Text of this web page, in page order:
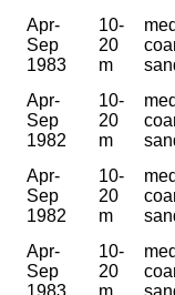
Apr-
Sep
1983
10-
20
m
Apr-
Sep
1982
10-
20
m
Apr-
Sep
1982
10-
20
m
Apr-
Sep
1983
10-
20
m